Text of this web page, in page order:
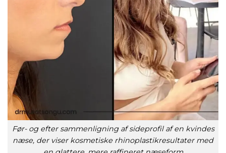
Før- og efter sammenligning af sideprofil af en kvindes
næse, der viser kosmetiske rhinoplastikresultater med